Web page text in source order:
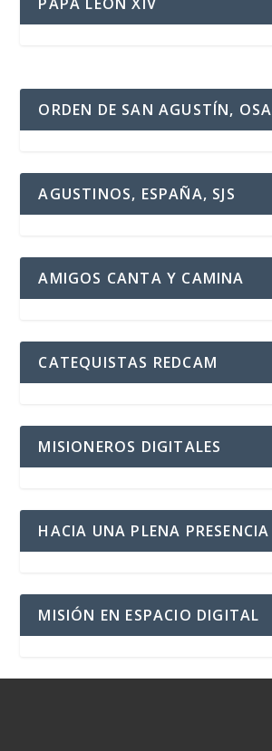
ORDEN DE SAN AGUSTÍN, OSA
AGUSTINOS, ESPAÑA, SJS
AMIGOS CANTA Y CAMINA
CATEQUISTAS REDCAM
MISIONEROS DIGITALES
HACIA UNA PLENA PRESENCIA
MISIÓN EN ESPACIO DIGITAL